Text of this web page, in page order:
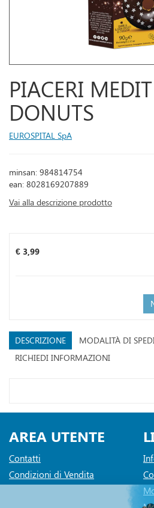
PIACERI
DONUTS
EUROSPITAL SpA
minsan: 984814754
ean: 8028169207889
Vai alla descrizione prodotto
Prezzo
€ 3,99
DESCRIZIONE
MODALITÀ DI
RICHIEDI INFORMAZIONI
AREA UTENTE
Contatti
Condizioni di Vendita